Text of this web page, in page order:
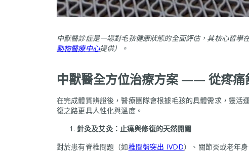
中獸醫診症是一場對毛孩健康狀態的全面評估，其核心哲
動物醫療中心提供）。
中獸醫全方位治療方案 —— 從疼痛
在完成體質辨證後，醫療團隊會根據毛孩的具體需求，靈活
復之路更具人性化與溫度。
針灸及艾灸：止痛與修復的天然開關
對於患有脊椎問題（如椎間盤突出 IVDD）、關節炎或老年